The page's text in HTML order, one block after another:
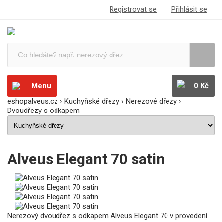
Registrovat se Přihlásit se
Menu
0 Kč
eshopalveus.cz › Kuchyňské dřezy › Nerezové dřezy ›
Dvoudřezy s odkapem
Alveus Elegant 70 satin
Nerezový dvoudřez s odkapem Alveus Elegant 70 v provedení